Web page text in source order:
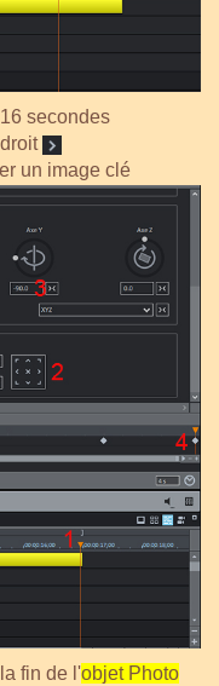
secondes
un image clé
fin de l'objet Photo